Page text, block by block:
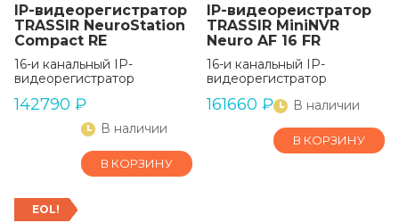
IP-видеорегистратор
TRASSIR NeuroStation
Compact RE
16-и канальный IP-
видеорегистратор
142790 ₽
В наличии
В КОРЗИНУ
IP-видеореистратор
TRASSIR MiniNVR
Neuro AF 16 FR
16-и канальный IP-
видеорегистратор
161660 ₽ В наличии
В КОРЗИНУ
EOL!